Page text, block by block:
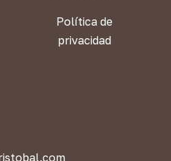
Política de
privacidad